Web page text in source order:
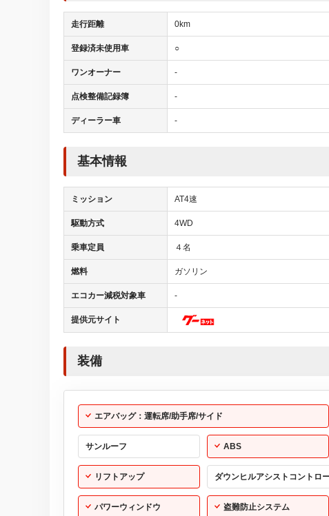
走行距離 0km
登録済未使用車 ○
ワンオーナー -
点検整備記録簿 -
ディーラー車 -
基本情報
ミッション AT4速
駆動方式 4WD
乗車定員 ４名
燃料 ガソリン
エコカー減税対象車 -
提供元サイト
装備
エアバッグ：運転席/助手席/サイド
サンルーフ ABS
リフトアップ ダウンヒルアシストコントロ
パワーウィンドウ 盗難防止システム